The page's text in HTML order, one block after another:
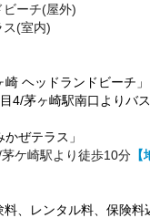
ーチ(屋外)
ス(室内)
崎 ヘッドランドビーチ」
4/茅ヶ崎駅南口よりバ
かぜテラス」
ケ崎駅より徒歩10分 【
料、レンタル料、保険料